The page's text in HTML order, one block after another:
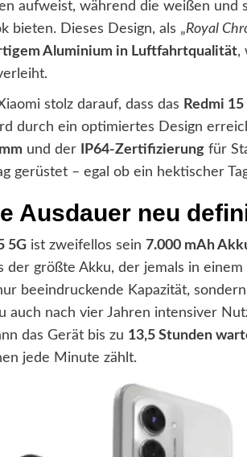
aufweist, während die weißen und
bieten. Dieses Design, als „Royal
Aluminium in Luftfahrtqualität,
stolz darauf, dass das Redmi 15
durch ein optimiertes Design
und der IP64-Zertifizierungfür
gerüstet – egal ob ein hektischer
Ausdauer neu
5Gist zweifellos sein 7.000 mAh
der größte Akku, der jemals in
beeindruckende Kapazität,
auch nach vier Jahren intensiver
das Gerät bis zu 13,5 Stunden
jede Minute zählt.